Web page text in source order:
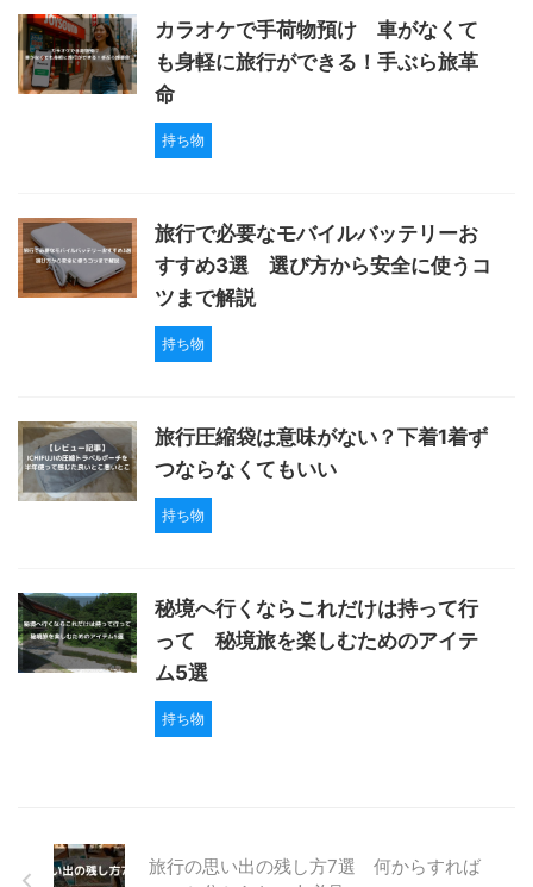
カラオケで手荷物預け 車がなくて
も身軽に旅行ができる！手ぶら旅革
命
持ち物
旅行で必要なモバイルバッテリーお
すすめ3選 選び方から安全に使うコ
ツまで解説
持ち物
旅行圧縮袋は意味がない？下着1着ず
つならなくてもいい
持ち物
秘境へ行くならこれだけは持って行
って 秘境旅を楽しむためのアイテ
ム5選
持ち物
旅行の思い出の残し方7選 何からすれば